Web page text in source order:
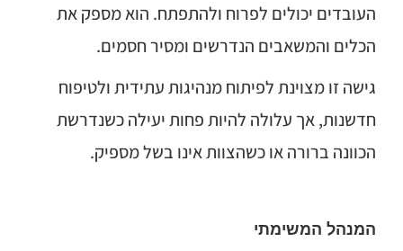
העובדים יכולים לפרוח ולהתפתח. הוא מספק את
הכלים והמשאבים הנדרשים ומסיר חסמים.
גישה זו מצוינת לפיתוח מנהיגות עתידית ולטיפוח
חדשנות, אך עלולה להיות פחות יעילה כשנדרשת
הכוונה ברורה או כשהצוות אינו בשל מספיק.
המנהל המשימתי